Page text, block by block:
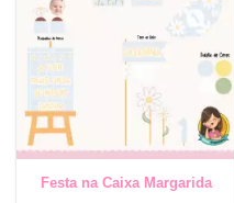
Festa na Caixa Margarida